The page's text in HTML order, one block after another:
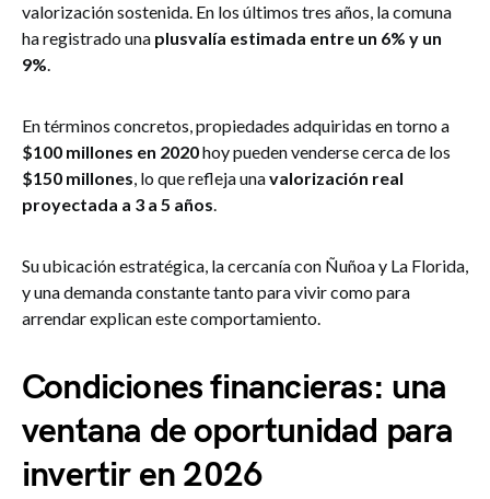
valorización sostenida. En los últimos tres años, la comuna
ha registrado una plusvalía estimada entre un 6% y un
9%.
En términos concretos, propiedades adquiridas en torno a
$100 millones en 2020hoy pueden venderse cerca de los
$150 millones, lo que refleja unavalorización real
proyectada a 3 a 5 años.
Su ubicación estratégica, la cercanía con Ñuñoa y La Florida,
y una demanda constante tanto para vivir como para
arrendar explican este comportamiento.
Condiciones financieras: una
ventana de oportunidad para
invertir en 2026